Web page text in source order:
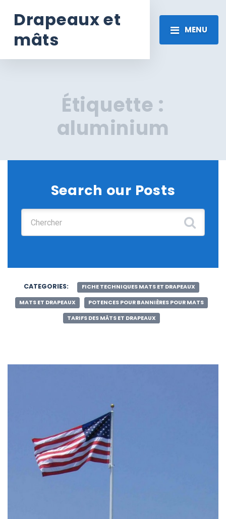
Drapeaux et
mâts
MENU
Étiquette :
aluminium
Search our Posts
CATEGORIES: FICHE TECHNIQUES MATS ET DRAPEAUX
MATS ET DRAPEAUX POTENCES POUR BANNIÈRES POUR MATS
TARIFS DES MÂTS ET DRAPEAUX